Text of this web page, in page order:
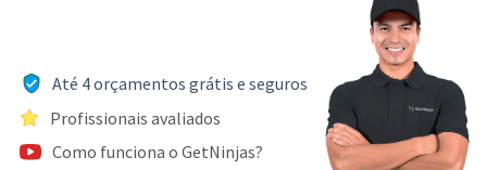
Até 4 orçamentos grátis e seguros
Profissionais avaliados
Como funciona o GetNinjas?